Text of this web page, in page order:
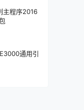
主程序2016
通用引